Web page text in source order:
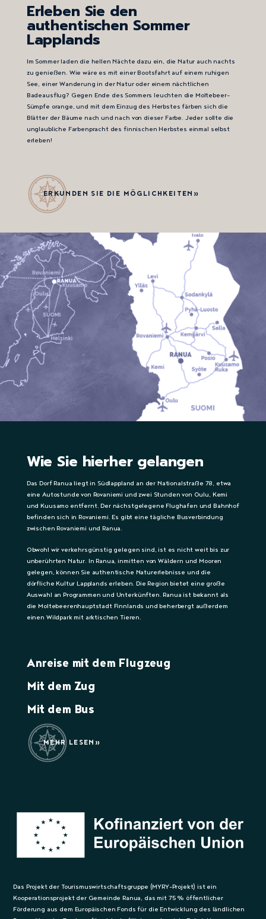
Erleben Sie den
authentischen Sommer
Lapplands
Im Sommer laden die hellen Nächte dazu ein, die Natur auch nachts
zu genießen. Wie wäre es mit einer Bootsfahrt auf einem ruhigen
See, einer Wanderung in der Natur oder einem nächtlichen
Badeausflug? Gegen Ende des Sommers leuchten die Moltebeer-
Sümpfe orange, und mit dem Einzug des Herbstes färben sich die
Blätter der Bäume nach und nach von dieser Farbe. Jeder sollte die
unglaubliche Farbenpracht des finnischen Herbstes einmal selbst
erleben!
ERKUNDEN SIE DIE MÖGLICHKEITEN
Wie Sie hierher gelangen
Das Dorf Ranua liegt in Südlappland an der Nationalstraße 78, etwa
eine Autostunde von Rovaniemi und zwei Stunden von Oulu, Kemi
und Kuusamo entfernt. Der nächstgelegene Flughafen und Bahnhof
befinden sich in Rovaniemi. Es gibt eine tägliche Busverbindung
zwischen Rovaniemi und Ranua.
Obwohl wir verkehrsgünstig gelegen sind, ist es nicht weit bis zur
unberührten Natur. In Ranua, inmitten von Wäldern und Mooren
gelegen, können Sie authentische Naturerlebnisse und die
dörfliche Kultur Lapplands erleben. Die Region bietet eine große
Auswahl an Programmen und Unterkünften. Ranua ist bekannt als
die Moltebeerenhauptstadt Finnlands und beherbergt außerdem
einen Wildpark mit arktischen Tieren.
Anreise mit dem Flugzeug
Mit dem Zug
Mit dem Bus
MEHR LESEN
Das Projekt der Tourismuswirtschaftsgruppe (MYRY-Projekt) ist ein
Kooperationsprojekt der Gemeinde Ranua, das mit 75 % öffentlicher
Förderung aus dem Europäischen Fonds für die Entwicklung des ländlichen